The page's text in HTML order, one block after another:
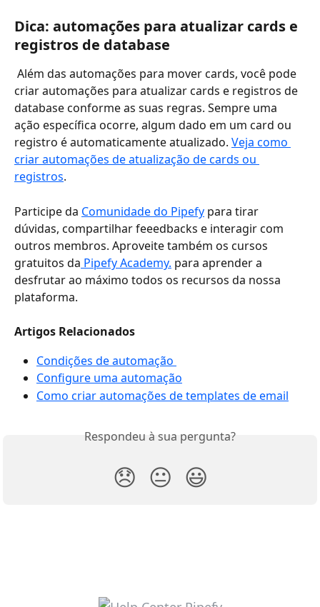
Dica: automações para atualizar cards e
registros de database
criar automações para atualizar cards e registros de
database conforme as suas regras. Sempre uma
ação específica ocorre, algum dado em um card ou
registro é automaticamente atualizado. Veja como
criar automações de atualização de cards ou
registros.
Participe da Comunidade do Pipefy para tirar
dúvidas, compartilhar feeedbacks e interagir com
outros membros. Aproveite também os cursos
gratuitos da Pipefy Academy. para aprender a
desfrutar ao máximo todos os recursos da nossa
plataforma.
Artigos Relacionados
Condições de automação
Configure uma automação
Como criar automações de templates de email
Respondeu à sua pergunta?
😞 😐 😃